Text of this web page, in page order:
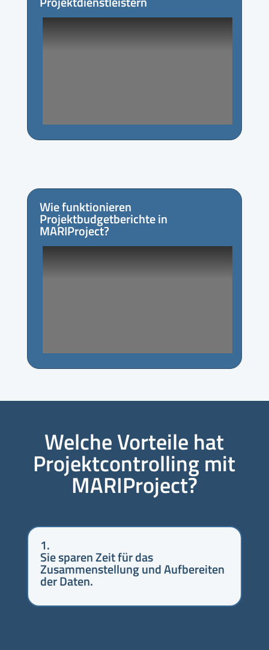
Wie funktionieren
Projektbudgetberichte in
MARIProject?
Welche Vorteile hat
Projektcontrolling mit
MARIProject?
1.
Sie sparen Zeit für das
Zusammenstellung und Aufbereiten
der Daten.